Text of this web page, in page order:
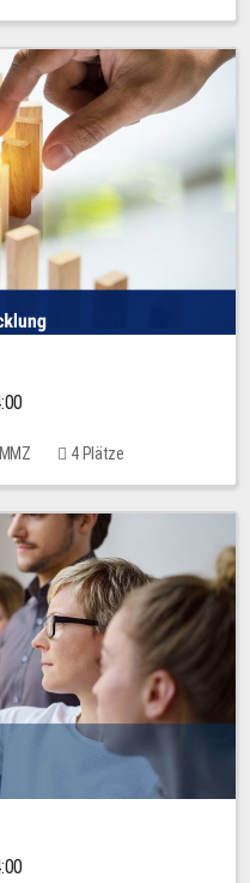
4 Plätze